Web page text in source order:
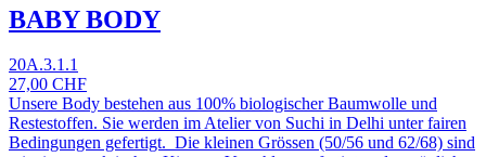
BABY BODY
20A.3.1.1
27,00 CHF
Unsere Body bestehen aus 100% biologischer Baumwolle und
Restestoffen. Sie werden im Atelier von Suchi in Delhi unter fairen
Bedingungen gefertigt. Die kleinen Grössen (50/56 und 62/68) sind